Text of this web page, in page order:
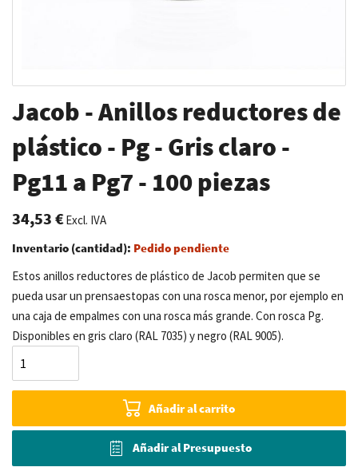
al
comienzo
de
la
galería
de
Jacob - Anillos reductores de
plástico - Pg - Gris claro -
Pg11 a Pg7 - 100 piezas
34,53 €Excl. IVA
Inventario (cantidad): Pedido pendiente
Estos anillos reductores de plástico de Jacob permiten que se
pueda usar un prensaestopas con una rosca menor, por ejemplo en
una caja de empalmes con una rosca más grande. Con rosca Pg.
Disponibles en gris claro (RAL 7035) y negro (RAL 9005).
Añadir al carrito
Añadir al Presupuesto